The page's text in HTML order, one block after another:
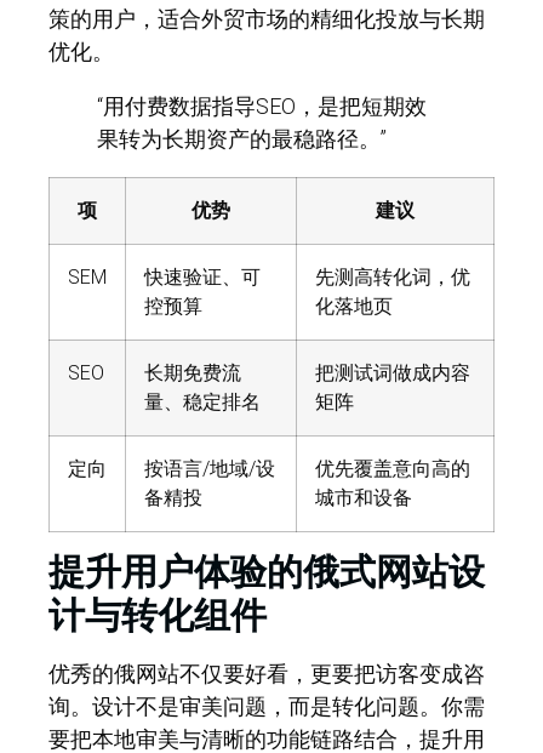
策的用户，适合外贸市场的精细化投放与长期
优化。
“用付费数据指导SEO，是把短期效
果转为长期资产的最稳路径。”
项 优势 建议
SEM
快速验证、可
控预算
先测高转化词，优
化落地页
SEO
长期免费流
量、稳定排名
把测试词做成内容
矩阵
定向
按语言/地域/设
备精投
优先覆盖意向高的
城市和设备
提升用户体验的俄式网站设
计与转化组件
优秀的俄网站不仅要好看，更要把访客变成咨
询。 设计不是审美问题，而是转化问题。你需
要把本地审美与清晰的功能链路结合，提升用